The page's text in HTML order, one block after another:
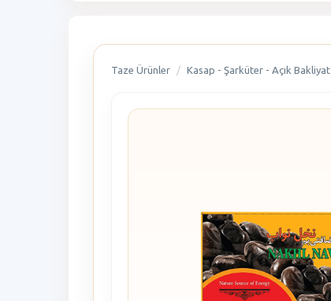
Taze Ürünler Kasap - Şarküter - Açık Bakliyat